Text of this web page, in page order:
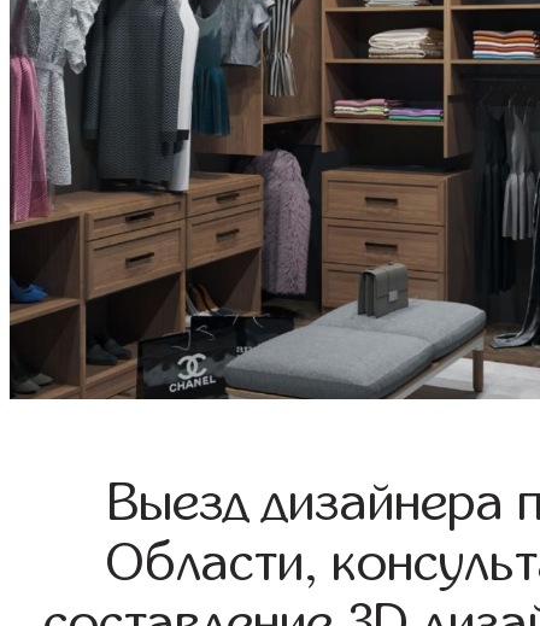
Выезд дизайнера
Области,